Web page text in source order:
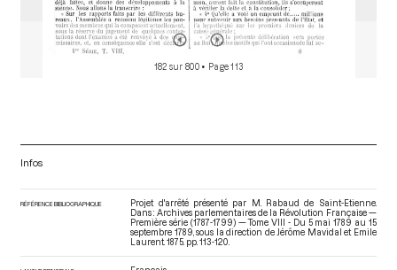
182 sur 800 • Page 113
Infos
RÉFÉRENCE BIBLIOGRAPHIQUE
Projet d'arrêté présenté par M. Rabaud de Saint-Etienne.
Dans : Archives parlementaires de la Révolution Française —
Première série (1787-1799) — Tome VIII - Du 5 mai 1789 au 15
septembre 1789 , sous la direction de Jérôme Mavidal et Emile
Laurent. 1875. pp. 113-120.